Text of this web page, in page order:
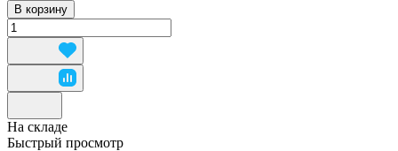
В корзину
На складе
Быстрый просмотр